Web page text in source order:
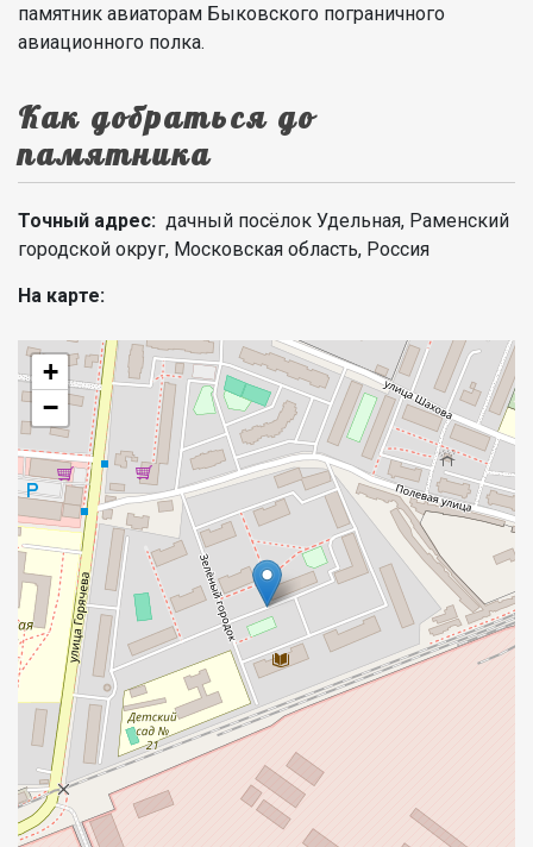
памятник авиаторам Быковского пограничного
авиационного полка.
Как добраться до
памятника
Точный адрес: дачный посёлок Удельная, Раменский
городской округ, Московская область, Россия
На карте:
+
−